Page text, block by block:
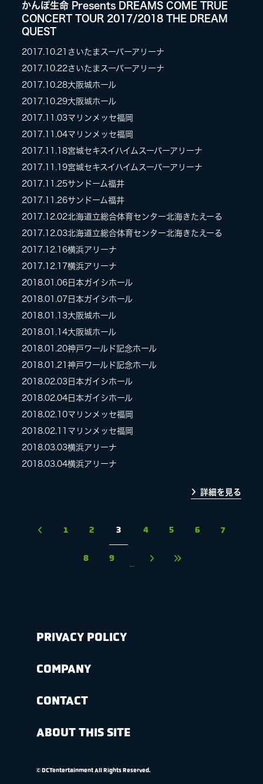
かんぽ生命 Presents DREAMS COME TRUE
CONCERT TOUR 2017/2018 THE DREAM
QUEST
2017.10.21
さいたまスーパーアリーナ
2017.10.22さいたまスーパーアリーナ
2017.10.28大阪城ホール
2017.10.29大阪城ホール
2017.11.03マリンメッセ福岡
2017.11.04マリンメッセ福岡
2017.11.18宮城セキスイハイムスーパーアリーナ
2017.11.19宮城セキスイハイムスーパーアリーナ
2017.11.25サンドーム福井
2017.11.26サンドーム福井
2017.12.02北海道立総合体育センター北海きたえーる
2017.12.03北海道立総合体育センター北海きたえーる
2017.12.16横浜アリーナ
2017.12.17横浜アリーナ
2018.01.06 日本ガイシホール
2018.01.07 日本ガイシホール
2018.01.13大阪城ホール
2018.01.14大阪城ホール
2018.01.20神戸ワールド記念ホール
2018.01.21 神戸ワールド記念ホール
2018.02.03 日本ガイシホール
2018.02.04 日本ガイシホール
2018.02.10マリンメッセ福岡
2018.02.11 マリンメッセ福岡
2018.03.03横浜アリーナ
2018.03.04横浜アリーナ
詳細を見る
1 2 3 4 5 6 7
8 9
...
PRIVACY POLICY
COMPANY
CONTACT
ABOUT THIS SITE
© DCTentertainment All Rights Reserved.